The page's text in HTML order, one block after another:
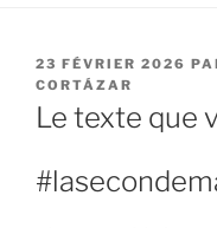
PUBLIÉ
LE
23 FÉVRIER 2026
CORTÁZAR
Le texte que